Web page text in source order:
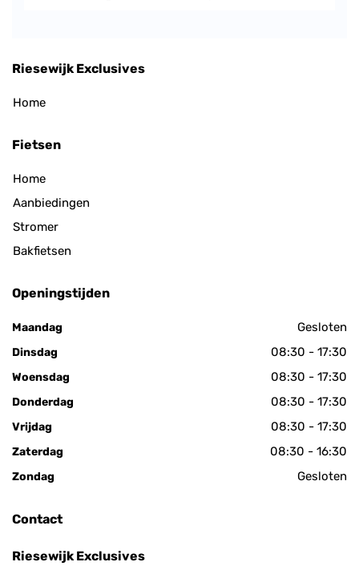
Riesewijk Exclusives
Home
Fietsen
Home
Aanbiedingen
Stromer
Bakfietsen
Openingstijden
Maandag Gesloten
Dinsdag 08:30 - 17:30
Woensdag 08:30 - 17:30
Donderdag 08:30 - 17:30
Vrijdag 08:30 - 17:30
Zaterdag 08:30 - 16:30
Zondag Gesloten
Contact
Riesewijk Exclusives